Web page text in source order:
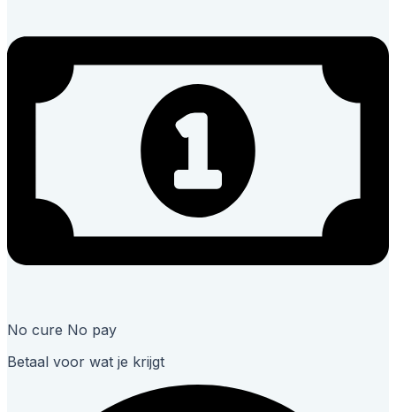
No cure No pay
Betaal voor wat je krijgt